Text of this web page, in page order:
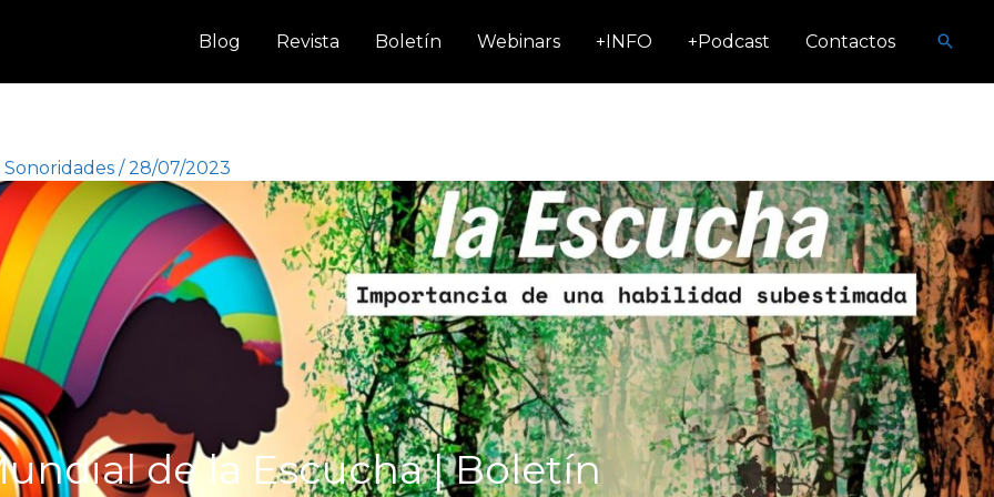
Blog Revista Boletín Webinars +INFO +Podcast Contactos
Sonoridades /28/07/2023
de la Escucha | Boletín